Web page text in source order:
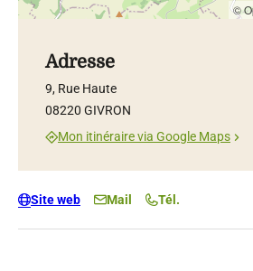
©
Adresse
9, Rue Haute
08220 GIVRON
Mon itinéraire via Google Maps
Site web Mail Tél.